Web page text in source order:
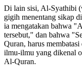
Di lain sisi, Al-Syathibi
gigih menentang sikap
ia mengatakan bahwa
tersebut," dan bahwa
Quran, harus
ilmu-ilmu yang dikenal
Al-Quran.